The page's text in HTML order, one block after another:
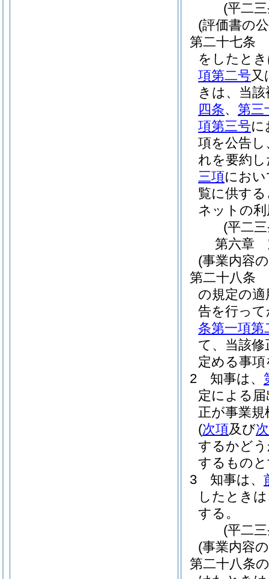
(平二
(評価書の
第二十七条
をしたと
項第二号又
きは、当
四条、 第三
項第三号に
項を公告
れを要約
三項にお
覧に供す
ネットの
(平二
第六章
(事業内容
第二十八条
の規定の
告を行っ
条第一項第
て、当該
定める事
2
知事は、
定による
正が事業
(次項及び
するかど
するもの
3
知事は、
したとき
する。
(平二
(事業内容
第二十八条